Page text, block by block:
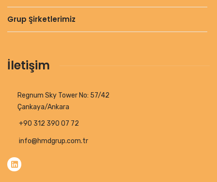
Grup Şirketlerimiz
İletişim
Regnum Sky Tower No: 57/42
Çankaya/Ankara
+90 312 390 07 72
info@hmdgrup.com.tr